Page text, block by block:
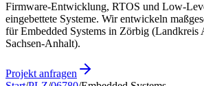
Firmware-Entwicklung, RTOS und Low-
eingebettete Systeme. Wir entwickeln
für Embedded Systems in Zörbig (Landkreis
Sachsen-Anhalt).
Projekt anfragen